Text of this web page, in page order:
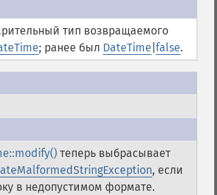
тип возвращаемого
; ранее был DateTime false.
теперь выбрасывает
, если
в недопустимом формате.